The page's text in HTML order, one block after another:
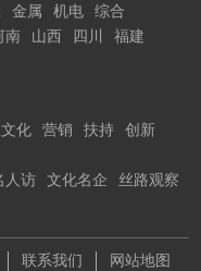
金属 机电
综合
南 山西 四川
福建
化 营销 扶持
创新
人访 文化名企
丝路观察
联系我们 网站地图